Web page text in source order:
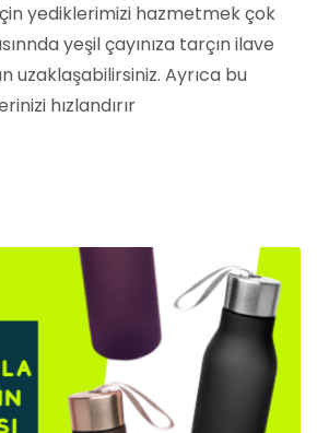
yediklerimizi hazmetmek çok
yeşil çayınıza tarçın ilave
uzaklaşabilirsiniz. Ayrıca bu
hızlandırır